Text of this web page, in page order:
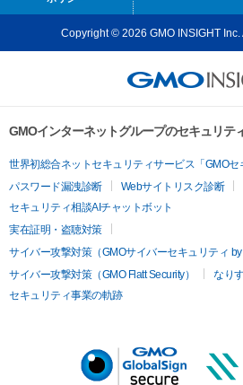
Copyright © 2026 GMO INSIGHT Inc.
GMOインターネットグループのセキュリテ
世界初総合ネットセキュリティサービス「GMOセ
パスワード漏洩診断
Webサイトリスク診断
セキュリティ相談AIチャットボット
実在証明・盗聴対策
サイバー攻撃対策（GMOサイバーセキュリティ by
サイバー攻撃対策（GMO Flatt Security）
なり
セキュリティ事業の軌跡